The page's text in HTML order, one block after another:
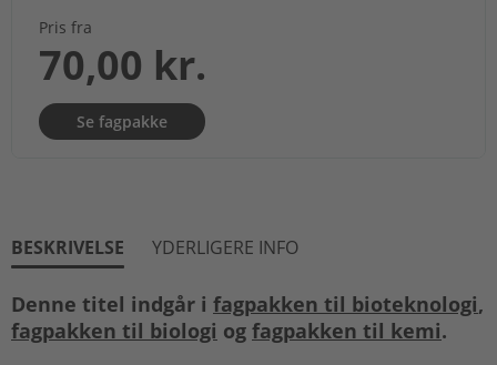
Pris fra
70,00 kr.
Se fagpakke
BESKRIVELSE YDERLIGERE INFO
Denne titel indgår i fagpakken til bioteknologi,
fagpakken til biologi og fagpakken til kemi.